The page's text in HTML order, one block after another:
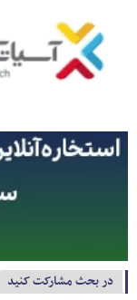
در بحث مشارکت کنید